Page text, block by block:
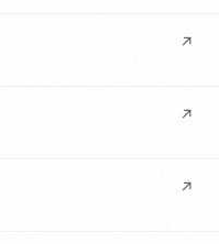
↗
↗
↗